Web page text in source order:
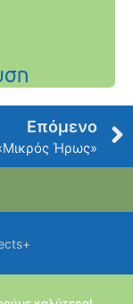
Επόμενο
Ήρως»